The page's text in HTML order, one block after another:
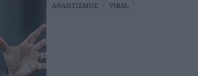
ΑΘΛΗΤΙΣΜΟΣ VIRAL